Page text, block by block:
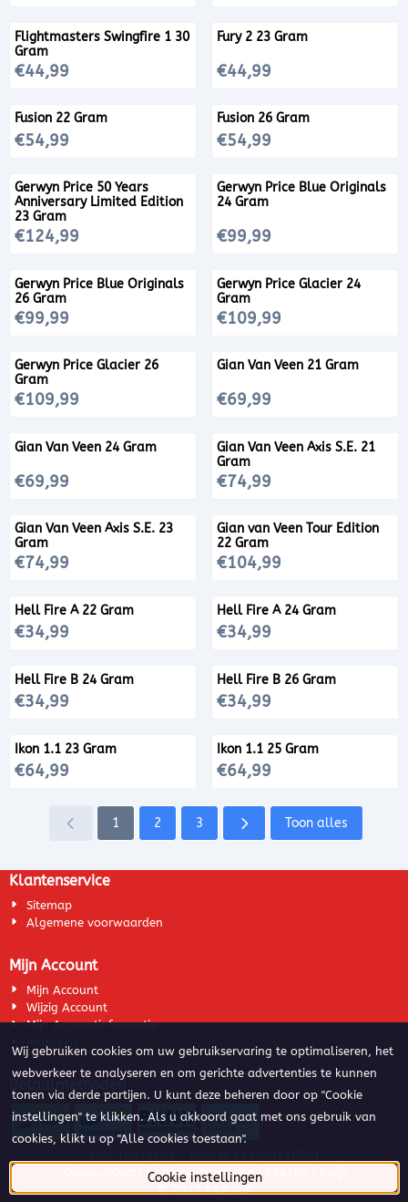
Flightmasters Swingfire 1 30
Gram
Prijs: 44,99
€44,99
Fury 2 23 Gram
Prijs: 44,99
€44,99
Fusion 22 Gram
Prijs: 54,99
€54,99
Fusion 26 Gram
Prijs: 54,99
€54,99
Gerwyn Price 50 Years
Anniversary Limited Edition
23 Gram
Prijs: 124,99
€124,99
Gerwyn Price Blue Originals
24 Gram
Prijs: 99,99
€99,99
Gerwyn Price Blue Originals
26 Gram
Prijs: 99,99
€99,99
Gerwyn Price Glacier 24
Gram
Prijs: 109,99
€109,99
Gerwyn Price Glacier 26
Gram
Prijs: 109,99
€109,99
Gian Van Veen 21 Gram
Prijs: 69,99
€69,99
Gian Van Veen 24 Gram
Prijs: 69,99
€69,99
Gian Van Veen Axis S.E. 21
Gram
Prijs: 74,99
€74,99
Gian Van Veen Axis S.E. 23
Gram
Prijs: 74,99
€74,99
Gian van Veen Tour Edition
22 Gram
Prijs: 104,99
€104,99
Hell Fire A 22 Gram
Prijs: 34,99
€34,99
Hell Fire A 24 Gram
Prijs: 34,99
€34,99
Hell Fire B 24 Gram
Prijs: 34,99
€34,99
Hell Fire B 26 Gram
Prijs: 34,99
€34,99
Ikon 1.1 23 Gram
Prijs: 64,99
€64,99
Ikon 1.1 25 Gram
Prijs: 64,99
€64,99
1 2 3 Toon alles
Klantenservice
Sitemap
Algemene voorwaarden
Mijn Account
Mijn Account
Wijzig Account
Mijn Accountinformatie
Betaalmethoden
DiscountDarts | Julianastraat 28a | 6644BR | Ewijk
© 2015 K&K Vof
Wij gebruiken cookies om uw gebruikservaring te optimaliseren, het
webverkeer te analyseren en om gerichte advertenties te kunnen
tonen via derde partijen. U kunt deze beheren door op "Cookie
instellingen" te klikken. Als u akkoord gaat met ons gebruik van
cookies, klikt u op "Alle cookies toestaan".
Cookie instellingen